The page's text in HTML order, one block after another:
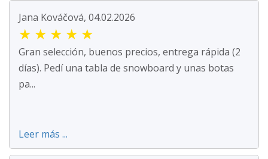
Jana Kováčová, 04.02.2026
★ ★ ★ ★ ★
Gran selección, buenos precios, entrega rápida (2
días). Pedí una tabla de snowboard y unas botas
pa...
Leer más ...